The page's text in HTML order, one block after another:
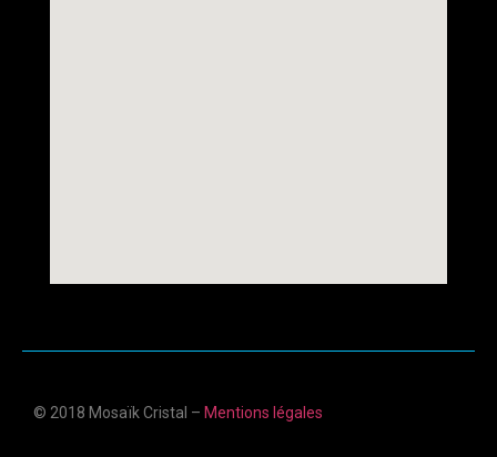
© 2018 Mosaïk Cristal – Mentions légales